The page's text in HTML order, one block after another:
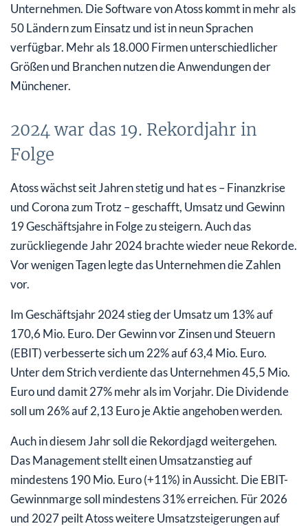
Unternehmen. Die Software von Atoss kommt in mehr als
50 Ländern zum Einsatz und ist in neun Sprachen
verfügbar. Mehr als 18.000 Firmen unterschiedlicher
Größen und Branchen nutzen die Anwendungen der
Münchener.
2024 war das 19. Rekordjahr in
Folge
Atoss wächst seit Jahren stetig und hat es – Finanzkrise
und Corona zum Trotz – geschafft, Umsatz und Gewinn
19 Geschäftsjahre in Folge zu steigern. Auch das
zurückliegende Jahr 2024 brachte wieder neue Rekorde.
Vor wenigen Tagen legte das Unternehmen die Zahlen
vor.
Im Geschäftsjahr 2024 stieg der Umsatz um 13% auf
170,6 Mio. Euro. Der Gewinn vor Zinsen und Steuern
(EBIT) verbesserte sich um 22% auf 63,4 Mio. Euro.
Unter dem Strich verdiente das Unternehmen 45,5 Mio.
Euro und damit 27% mehr als im Vorjahr. Die Dividende
soll um 26% auf 2,13 Euro je Aktie angehoben werden.
Auch in diesem Jahr soll die Rekordjagd weitergehen.
Das Management stellt einen Umsatzanstieg auf
mindestens 190 Mio. Euro (+11%) in Aussicht. Die EBIT-
Gewinnmarge soll mindestens 31% erreichen. Für 2026
und 2027 peilt Atoss weitere Umsatzsteigerungen auf